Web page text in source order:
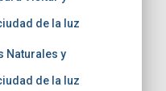
de la luz
Naturales y
de la luz